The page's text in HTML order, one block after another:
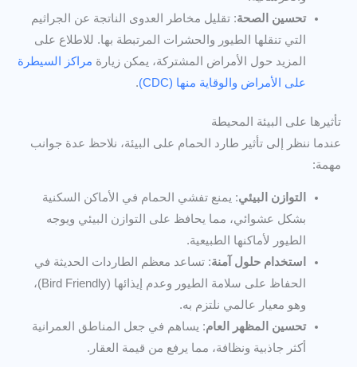
تحسين الصحة: تقليل مخاطر العدوى الناتجة عن الجراثيم
التي تنقلها الطيور والحشرات المرتبطة بها. للاطلاع على
المزيد حول الأمراض المشتركة، يمكن زيارة مراكز السيطرة
على الأمراض والوقاية منها (CDC)
.
تأثيرها على البيئة المحيطة
عندما ننظر إلى تأثير طارد الحمام على البيئة، نلاحظ عدة جوانب
مهمة:
التوازن البيئي: يمنع تفشي الحمام في الأماكن السكنية
بشكل عشوائي، مما يحافظ على التوازن البيئي ويوجه
الطيور لأماكنها الطبيعية.
استخدام حلول آمنة: تساعد معظم الطاردات الحديثة في
الحفاظ على سلامة الطيور وعدم إيذائها (Bird Friendly)،
وهو معيار عالمي نلتزم به.
تحسين المظهر العام: يساهم في جعل المناطق العمرانية
أكثر جاذبية ونظافة، مما يرفع من قيمة العقار.